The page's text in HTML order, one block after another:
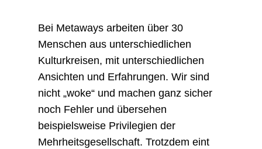
Bei Metaways arbeiten über 30
Menschen aus unterschiedlichen
Kulturkreisen, mit unterschiedlichen
Ansichten und Erfahrungen. Wir sind
nicht „woke“ und machen ganz sicher
noch Fehler und übersehen
beispielsweise Privilegien der
Mehrheitsgesellschaft. Trotzdem eint